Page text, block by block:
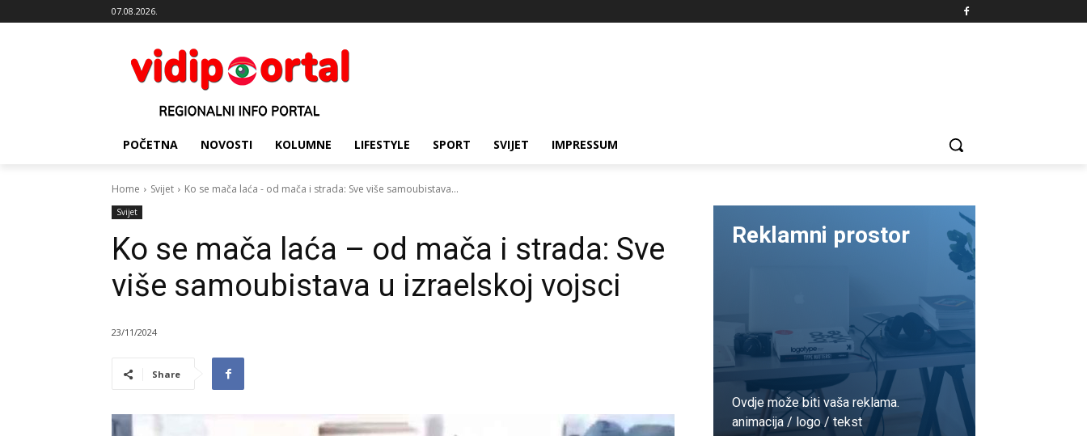
07.08.2026.
POČETNA NOVOSTI KOLUMNE LIFESTYLE SPORT SVIJET IMPRESSUM
Home Svijet Ko se mača laća - od mača i strada: Sve više samoubistava...
Svijet
Ko se mača laća – od mača i strada: Sve
više samoubistava u izraelskoj vojsci
23/11/2024
Share
Reklamni prostor
Ovdje može biti vaša reklama.
animacija / logo / tekst